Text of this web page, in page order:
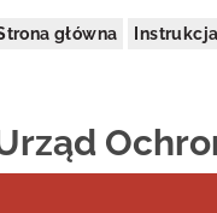
główna Instrukcja